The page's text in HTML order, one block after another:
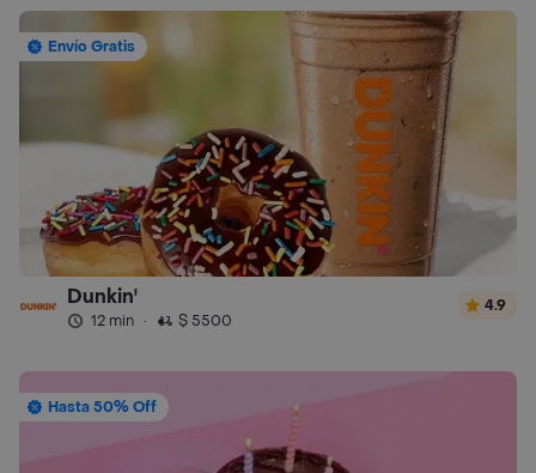
Envío Gratis
Dunkin'
12 min · $ 5500
4.9
Hasta 50% Off